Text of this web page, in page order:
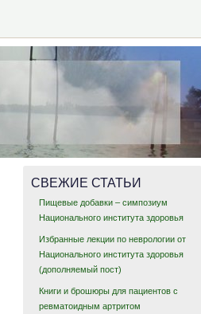
СВЕЖИЕ СТАТЬИ
Пищевые добавки – симпозиум
Национального института здоровья
Избранные лекции по неврологии от
Национального института здоровья
(дополняемый пост)
Книги и брошюры для пациентов с
ревматоидным артритом